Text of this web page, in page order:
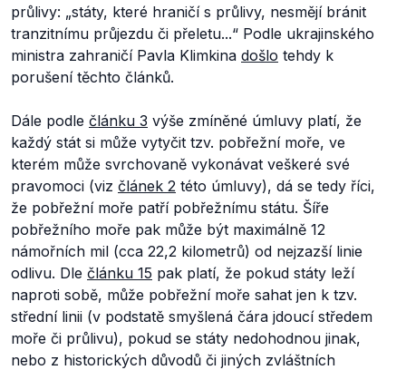
průlivy: „státy, které hraničí s průlivy, nesmějí bránit
tranzitnímu průjezdu či přeletu...“ Podle ukrajinského
ministra zahraničí Pavla Klimkina došlo tehdy k
porušení těchto článků.
Dále podle článku 3 výše zmíněné úmluvy platí, že
každý stát si může vytyčit tzv. pobřežní moře, ve
kterém může svrchovaně vykonávat veškeré své
pravomoci (viz článek 2 této úmluvy), dá se tedy říci,
že pobřežní moře patří pobřežnímu státu. Šíře
pobřežního moře pak může být maximálně 12
námořních mil (cca 22,2 kilometrů) od nejzazší linie
odlivu. Dle článku 15 pak platí, že pokud státy leží
naproti sobě, může pobřežní moře sahat jen k tzv.
střední linii (v podstatě smyšlená čára jdoucí středem
moře či průlivu), pokud se státy nedohodnou jinak,
nebo z historických důvodů či jiných zvláštních